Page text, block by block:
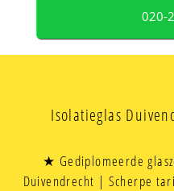
020-
Isolatieglas
★ Gediplomeerde
Duivendrecht | Scherpe